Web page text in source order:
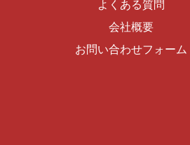
よくある質問
会社概要
お問い合わせフォーム